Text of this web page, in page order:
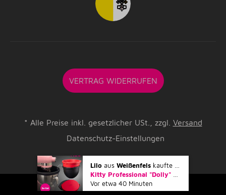
VERTRAG WIDERRUFEN
* Alle Preise inkl. gesetzlicher USt., zzgl. Versand
Datenschutz-Einstellungen
© Ramershoven MAYEN
Lilo aus Weißenfels kaufte gerade
Kitty Professional "Dolly" 2er Set Profi-Schüsseleinsätze mit Deckel kompatibel mit KitchenAid 4,7 und 4,8 Liter Rührschüsseln
Vor etwa 40 Minuten